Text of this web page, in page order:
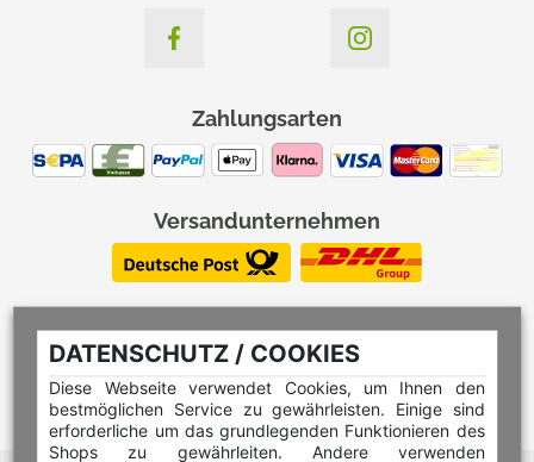
DATENSCHUTZ / COOKIES
Diese Webseite verwendet Cookies, um Ihnen den
bestmöglichen Service zu gewährleisten. Einige sind
erforderliche um das grundlegenden Funktionieren des
Shops zu gewährleiten. Andere verwenden
Zahlungsarten
Versandunternehmen